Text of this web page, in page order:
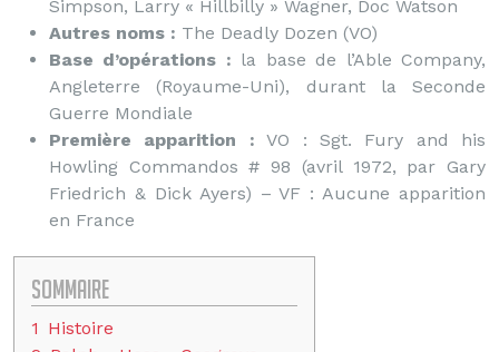
Simpson, Larry « Hillbilly » Wagner, Doc Watson
Autres noms : The Deadly Dozen (VO)
Base d’opérations : la base de l’Able Company,
Angleterre (Royaume-Uni), durant la Seconde
Guerre Mondiale
Première apparition : VO : Sgt. Fury and his
Howling Commandos # 98 (avril 1972, par Gary
Friedrich & Dick Ayers) – VF : Aucune apparition
en France
Sommaire
1 Histoire